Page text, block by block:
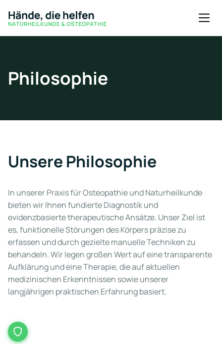
Philosophie
Unsere Philosophie
In unserer Praxis für Osteopathie und Naturheilkunde
bieten wir Ihnen fundierte Diagnostik und
evidenzbasierte therapeutische Ansätze. Unser Ziel ist
es, funktionelle Störungen des Körpers präzise zu
erfassen und durch gezielte manuelle Techniken zu
behandeln. Wir legen großen Wert auf eine transparente
Aufklärung und eine Therapie, die auf aktuellen
medizinischen Erkenntnissen sowie unserer
langjährigen praktischen Erfahrung basiert.